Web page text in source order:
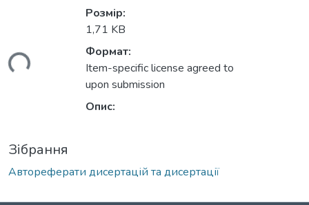
Розмір:
1,71 KB
Формат:
Item-specific license agreed to
upon submission
Опис:
Зібрання
Автореферати дисертацій та дисертації